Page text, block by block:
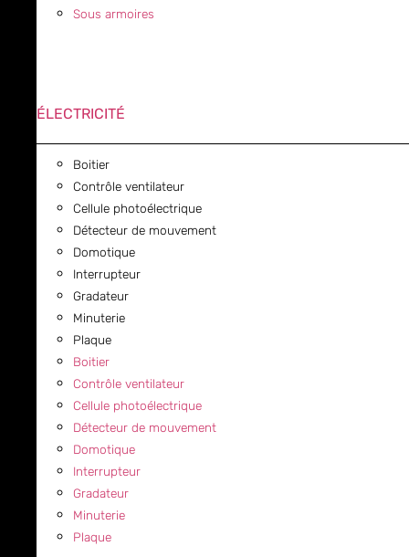
Sous armoires
ÉLECTRICITÉ
Boitier
Contrôle ventilateur
Cellule photoélectrique
Détecteur de mouvement
Domotique
Interrupteur
Gradateur
Minuterie
Plaque
Boitier
Contrôle ventilateur
Cellule photoélectrique
Détecteur de mouvement
Domotique
Interrupteur
Gradateur
Minuterie
Plaque